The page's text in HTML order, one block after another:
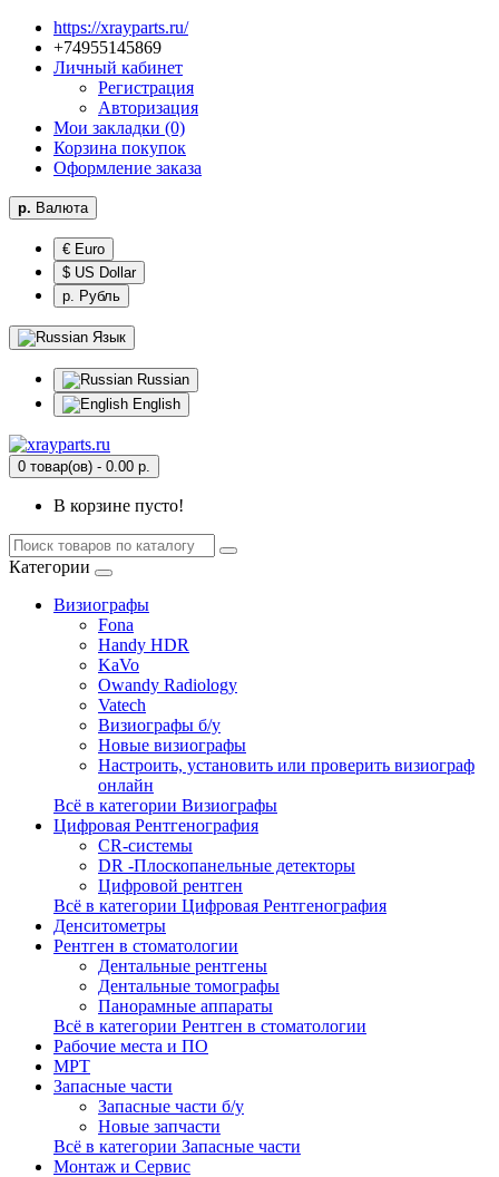
https://xrayparts.ru/
96854155947+
Личный кабинет
Регистрация
Авторизация
Мои закладки (0)
Корзина покупок
Оформление заказа
р. Валюта
€ Euro
$ US Dollar
р. Рубль
Язык
Russian
English
0 товар(ов) - 0.00 р.
В корзине пусто!
Категории
Визиографы
Fona
Handy HDR
KaVo
Owandy Radiology
Vatech
Визиографы б/у
Новые визиографы
Настроить, установить или проверить визиограф
онлайн
Всё в категории Визиографы
Цифровая Рентгенография
CR-системы
DR -Плоскопанельные детекторы
Цифровой рентген
Всё в категории Цифровая Рентгенография
Денситометры
Рентген в стоматологии
Дентальные рентгены
Дентальные томографы
Панорамные аппараты
Всё в категории Рентген в стоматологии
Рабочие места и ПО
МРТ
Запасные части
Запасные части б/у
Новые запчасти
Всё в категории Запасные части
Монтаж и Сервис